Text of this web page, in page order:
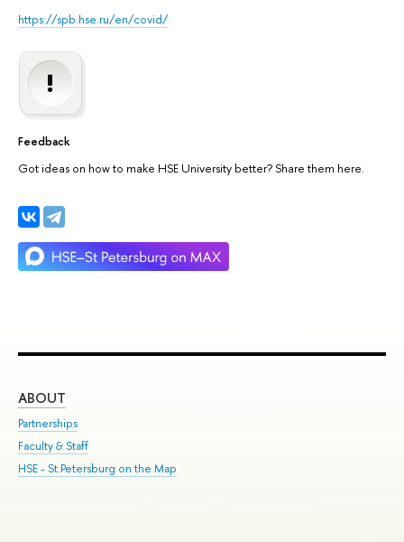
https://spb.hse.ru/en/covid/
Feedback
Got ideas on how to make HSE University better? Share them here.
ABOUT
Partnerships
Faculty & Staff
HSE - St.Petersburg on the Map